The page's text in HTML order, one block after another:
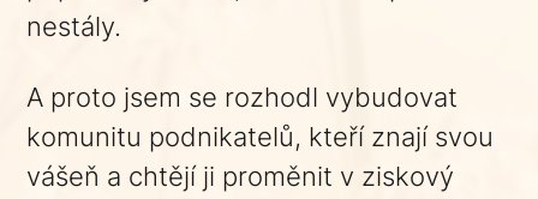
nestály.
A proto jsem se rozhodl vybudovat
komunitu podnikatelů, kteří znají svou
vášeň a chtějí ji proměnit v ziskový